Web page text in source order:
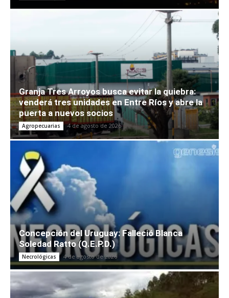
Granja Tres Arroyos busca evitar la quiebra:
venderá tres unidades en Entre Ríos y abre la
puerta a nuevos socios
Agropecuarias 4 de agosto de 2026
Concepción del Uruguay: Falleció Blanca
Soledad Ratto (Q.E.P.D.)
Necrológicas 4 de agosto de 2026